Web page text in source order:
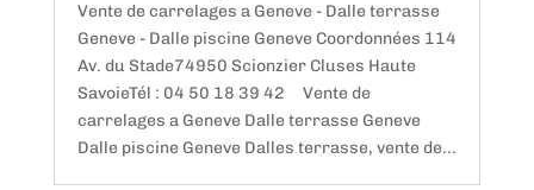
Vente de carrelages a Geneve - Dalle terrasse
Geneve - Dalle piscine Geneve Coordonnées 114
Av. du Stade74950 Scionzier Cluses Haute
SavoieTél : 04 50 18 39 42 Vente de
carrelages a Geneve Dalle terrasse Geneve
Dalle piscine Geneve Dalles terrasse, vente de...